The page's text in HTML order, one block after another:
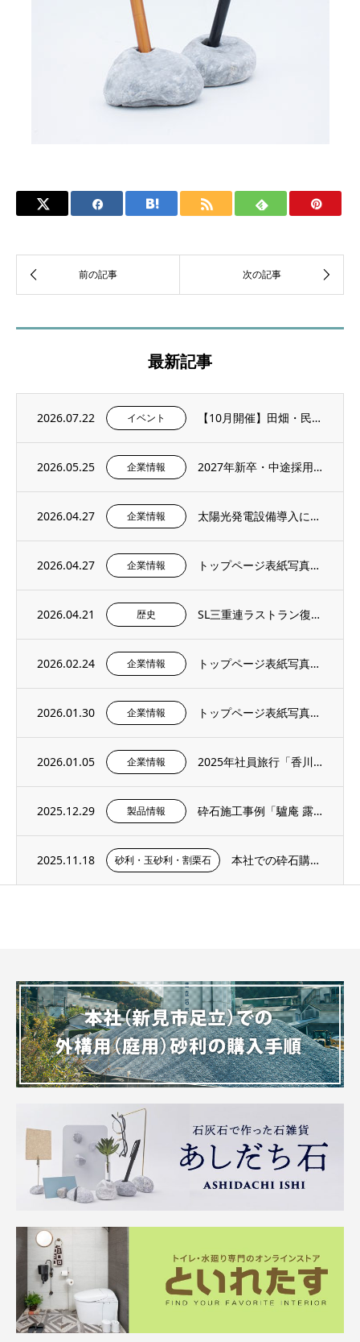
最新記事
2026.07.22 イベント 【10月開催】田畑・民家に残る石積み文化を学ぶ「石積み修復ワークショップ」を再び開催し...
2026.05.25 企業情報 2027年新卒・中途採用情報を更新いたしました。
2026.04.27 企業情報 太陽光発電設備導入に関するお知らせ
2026.04.27 企業情報 トップページ表紙写真のご紹介 – 社内報4月号より
2026.04.21 歴史 SL三重連ラストラン復刻＆記念撮影イベントにご招待いただきました。
2026.02.24 企業情報 トップページ表紙写真のご紹介 – 社内報2月号より
2026.01.30 企業情報 トップページ表紙写真のご紹介 – 社内報1月号より
2026.01.05 企業情報 2025年社員旅行「香川・愛媛へ」
2025.12.29 製品情報 砕石施工事例「驢庵 露地 東民子庭園（高梁市）」にS-13（粒度13～5mm）を採用い...
2025.11.18 砂利・玉砂利・割栗石 本社での砕石購入手順・サンプル購入ページのご紹介